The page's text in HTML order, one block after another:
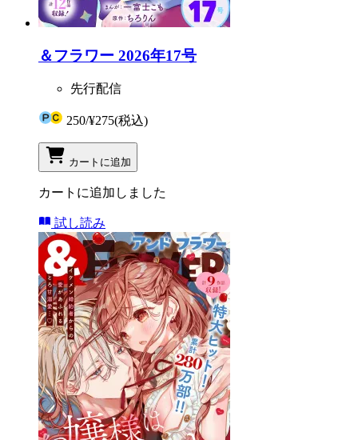
＆フラワー 2026年17号
先行配信
250/¥275(税込)
カートに追加
カートに追加しました
試し読み